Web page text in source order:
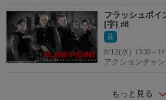
フラッシュポイ
[字] #8
見
8/12(水) 13:30～
アクションチャ
もっと見る